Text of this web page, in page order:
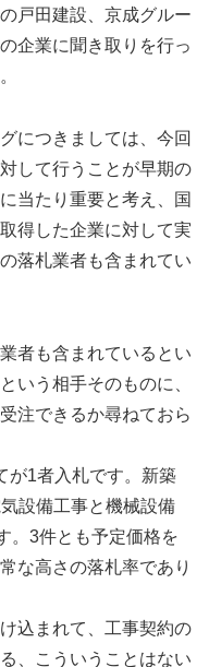
戸田建設、京成グルー
企業に聞き取りを行っ
につきましては、今回
して行うことが早期の
当たり重要と考え、国
得した企業に対して実
落札業者も含まれてい
も含まれているとい
いう相手そのものに、
注できるか尋ねておら
が1者入札です。新築
設備工事と機械設備
。3件とも予定価格を
な高さの落札率であり
込まれて、工事契約の
、こういうことはない